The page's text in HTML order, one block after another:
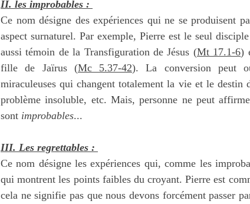
II. les improbables :
Ce nom désigne des expériences qui ne se produisent
aspect surnaturel. Par exemple, Pierre est le seul
aussi témoin de la Transfiguration de Jésus (Mt 17.1-6)
fille de Jaïrus (Mc 5.37-42). La conversion peut
miraculeuses qui changent totalement la vie et le
problème insoluble, etc. Mais, personne ne peut
sont improbables...
III. Les regrettables :
Ce nom désigne les expériences qui, comme les
qui montrent les points faibles du croyant. Pierre est
cela ne signifie pas que nous devons forcément passer